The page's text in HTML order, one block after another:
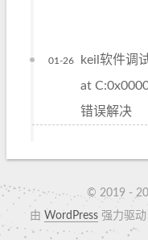
keil软件调
at
错误解决
01-26
© 2019 -
由 WordPress 强力驱动